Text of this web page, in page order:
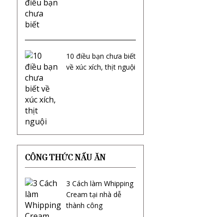
10 điều bạn chưa biết
về xúc xích, thịt nguội
CÔNG THỨC NẤU ĂN
3 Cách làm Whipping
Cream tại nhà dễ
thành công